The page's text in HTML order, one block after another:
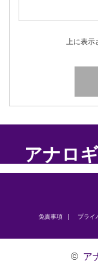
上に表示
アナロ
免責事項 プライ
© ア